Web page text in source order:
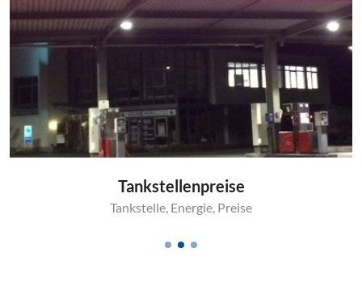
Tankstellenpreise
Tankstelle, Energie, Preise